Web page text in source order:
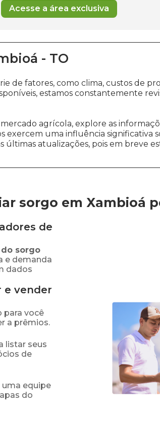
Acesse a área exclusiva
- TO
de fatores, como clima, custos de
estamos constantemente
agrícola, explore as
exercem uma influência significativa
atualizações, pois em breve
sorgo em Xambioá
de
do sorgo
e demanda
dados
e vender
para você
a prêmios.
listar seus
de
uma equipe
do